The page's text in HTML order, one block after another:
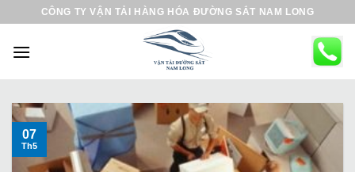
CÔNG TY VẬN TẢI HÀNG HÓA ĐƯỜNG SẮT NAM LONG
07
Th5